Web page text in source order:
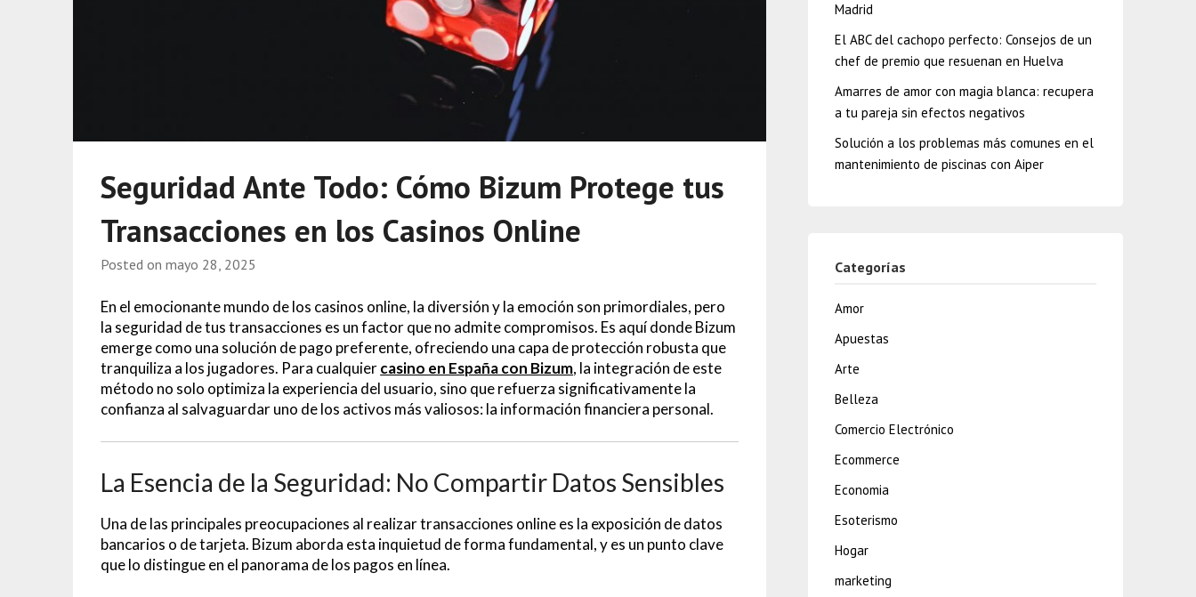
Seguridad Ante Todo: Cómo Bizum Protege tus
Transacciones en los Casinos Online
Posted onmayo 28, 2025
En el emocionante mundo de los casinos online, la diversión y la emoción son primordiales, pero
la seguridad de tus transacciones es un factor que no admite compromisos. Es aquí donde Bizum
emerge como una solución de pago preferente, ofreciendo una capa de protección robusta que
tranquiliza a los jugadores. Para cualquiercasino en España con Bizum, la integración de este
método no solo optimiza la experiencia del usuario, sino que refuerza significativamente la
confianza al salvaguardar uno de los activos más valiosos: la información financiera personal.
La Esencia de la Seguridad: No Compartir Datos Sensibles
Una de las principales preocupaciones al realizar transacciones online es la exposición de datos
bancarios o de tarjeta. Bizum aborda esta inquietud de forma fundamental, y es un punto clave
que lo distingue en el panorama de los pagos en línea.
Madrid
El ABC del cachopo perfecto: Consejos de un
chef de premio que resuenan en Huelva
Amarres de amor con magia blanca: recupera
a tu pareja sin efectos negativos
Solución a los problemas más comunes en el
mantenimiento de piscinas con Aiper
Categorías
Amor
Apuestas
Arte
Belleza
Comercio Electrónico
Ecommerce
Economia
Esoterismo
Hogar
marketing